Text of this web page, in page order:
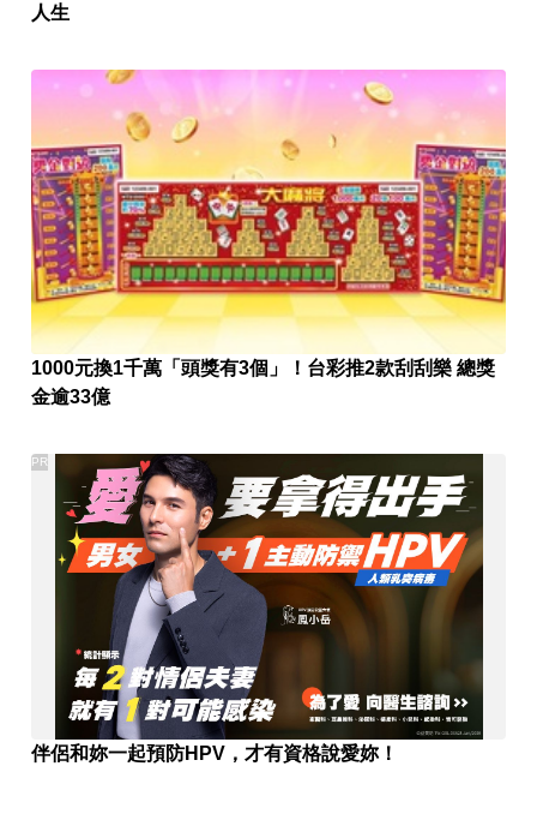
人生
1000元換1千萬「頭獎有3個」！台彩推2款刮刮樂 總獎
金逾33億
伴侶和妳一起預防HPV，才有資格說愛妳！
PR